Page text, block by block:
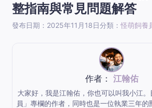
整指南與常見問題解答
發布日期：2025年11月18日分類： 怪萌飼養
作者： 江翰佑
大家好，我是江翰佑，你也可以叫我小江
員」專欄的作者，同時也是一位執業三年的